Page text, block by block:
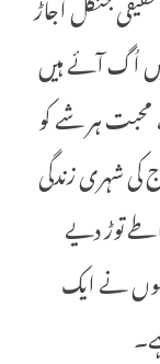
اُگ آئے ہیں
ہر شے کو
شہری زندگی
توڑ دیے
نے ایک